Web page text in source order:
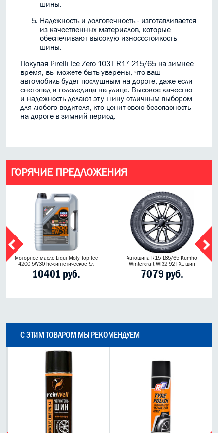
шины.
Надежность и долговечность - изготавливается
из качественных материалов, которые
обеспечивают высокую износостойкость
шины.
Покупая Pirelli Ice Zero 103T R17 215/65 на зимнее
время, вы можете быть уверены, что ваш
автомобиль будет послушным на дороге, даже если
снегопад и гололедица на улице. Высокое качество
и надежность делают эту шину отличным выбором
для любого водителя, кто ценит свою безопасность
на дороге в зимний период.
ГОРЯЧИЕ ПРЕДЛОЖЕНИЯ
Моторное масло Liqui Moly Top Tec
4200 5W30 hc-синтетическое 5л
10401 руб.
Автошина R15 185/65 Kumho
Wintercraft WI32 92T XL шип
7079 руб.
С ЭТИМ ТОВАРОМ МЫ РЕКОМЕНДУЕМ